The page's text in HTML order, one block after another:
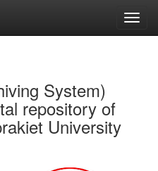
System)
repository of
University